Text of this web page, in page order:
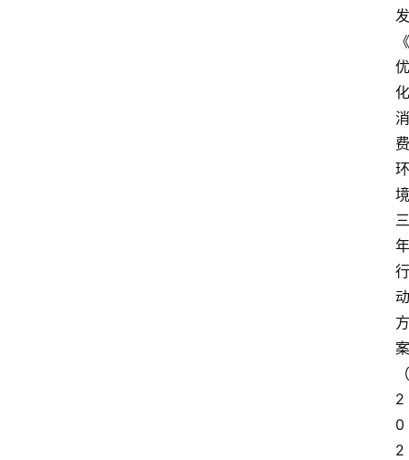
发
《
优
化
消
费
环
境
三
年
行
动
方
案
（
2
0
2